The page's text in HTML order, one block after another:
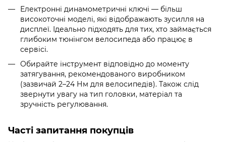
Електронні динамометричні ключі — більш
високоточні моделі, які відображають зусилля на
дисплеї. Ідеально підходять для тих, хто займається
глибоким тюнінгом велосипеда або працює в
сервісі.
Обирайте інструмент відповідно до моменту
затягування, рекомендованого виробником
(зазвичай 2–24 Нм для велосипедів). Також слід
звернути увагу на тип головки, матеріал та
зручність регулювання.
Часті запитання покупців